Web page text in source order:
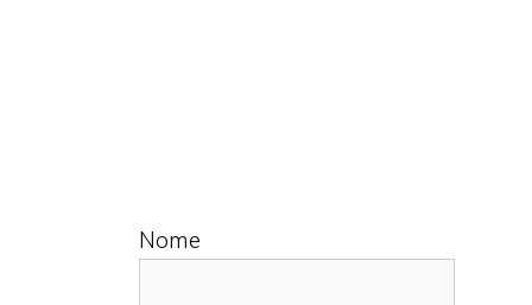
Nome